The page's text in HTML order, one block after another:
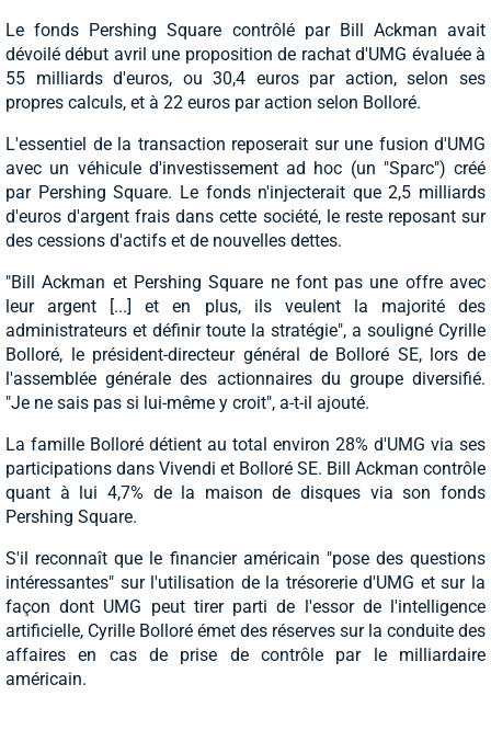
Le fonds Pershing Square contrôlé par Bill Ackman avait
dévoilé début avril une proposition de rachat d'UMG évaluée à
55 milliards d'euros, ou 30,4 euros par action, selon ses
propres calculs, et à 22 euros par action selon Bolloré.
L'essentiel de la transaction reposerait sur une fusion d'UMG
avec un véhicule d'investissement ad hoc (un "Sparc") créé
par Pershing Square. Le fonds n'injecterait que 2,5 milliards
d'euros d'argent frais dans cette société, le reste reposant sur
des cessions d'actifs et de nouvelles dettes.
"Bill Ackman et Pershing Square ne font pas une offre avec
leur argent [...] et en plus, ils veulent la majorité des
administrateurs et définir toute la stratégie", a souligné Cyrille
Bolloré, le président-directeur général de Bolloré SE, lors de
l'assemblée générale des actionnaires du groupe diversifié.
"Je ne sais pas si lui-même y croit", a-t-il ajouté.
La famille Bolloré détient au total environ 28% d'UMG via ses
participations dans Vivendi et Bolloré SE. Bill Ackman contrôle
quant à lui 4,7% de la maison de disques via son fonds
Pershing Square.
S'il reconnaît que le financier américain "pose des questions
intéressantes" sur l'utilisation de la trésorerie d'UMG et sur la
façon dont UMG peut tirer parti de l'essor de l'intelligence
artificielle, Cyrille Bolloré émet des réserves sur la conduite des
affaires en cas de prise de contrôle par le milliardaire
américain.